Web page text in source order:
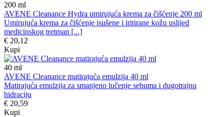
200 ml
AVENE Cleanance Hydra umirujuća krema za čišćenje 200 ml
Umirujuća krema za čišćenje isušene i iritirane kožu uslijed
medicinskog tretman [...]
€ 20,12
Kupi
40 ml
AVENE Cleanance matirajuća emulzija 40 ml
Matirajuća emulzija za smanjeno lučenje sebuma i dugotrajnu
hidraciju
€ 20,59
Kupi